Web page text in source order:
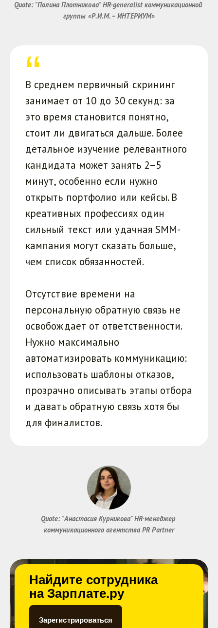
Quote: "Полина Плотникова" HR-generalist коммуникационной
группы «Р.И.М. – ИНТЕРИУМ»
В среднем первичный скрининг
занимает от 10 до 30 секунд: за
это время становится понятно,
стоит ли двигаться дальше. Более
детальное изучение релевантного
кандидата может занять 2–5
минут, особенно если нужно
открыть портфолио или кейсы. В
креативных профессиях один
сильный текст или удачная SMM-
кампания могут сказать больше,
чем список обязанностей.
Отсутствие времени на
персональную обратную связь не
освобождает от ответственности.
Нужно максимально
автоматизировать коммуникацию:
использовать шаблоны отказов,
прозрачно описывать этапы отбора
и давать обратную связь хотя бы
для финалистов.
Quote: "Анастасия Курникова" HR-менеджер
коммуникационного агентства PR Partner
Найдите сотрудника
на Зарплате.ру
Зарегистрироваться